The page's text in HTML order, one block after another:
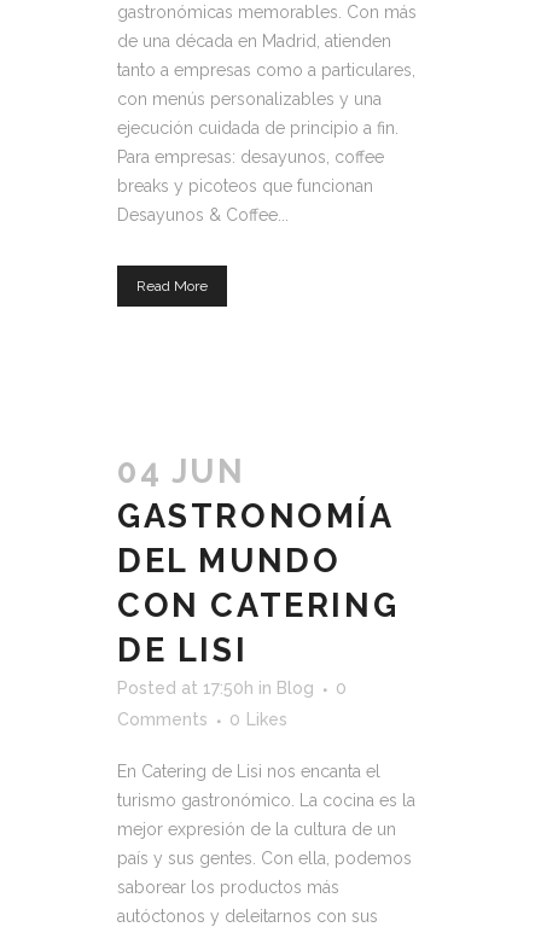
gastronómicas memorables. Con más
de una década en Madrid, atienden
tanto a empresas como a particulares,
con menús personalizables y una
ejecución cuidada de principio a fin.
Para empresas: desayunos, coffee
breaks y picoteos que funcionan
Desayunos & Coffee...
Read More
04 JUN
GASTRONOMÍA
DEL MUNDO
CON CATERING
DE LISI
Posted at 17:50h in Blog
0
Comments
0 Likes
En Catering de Lisi nos encanta el
turismo gastronómico. La cocina es la
mejor expresión de la cultura de un
país y sus gentes. Con ella, podemos
saborear los productos más
autóctonos y deleitarnos con sus